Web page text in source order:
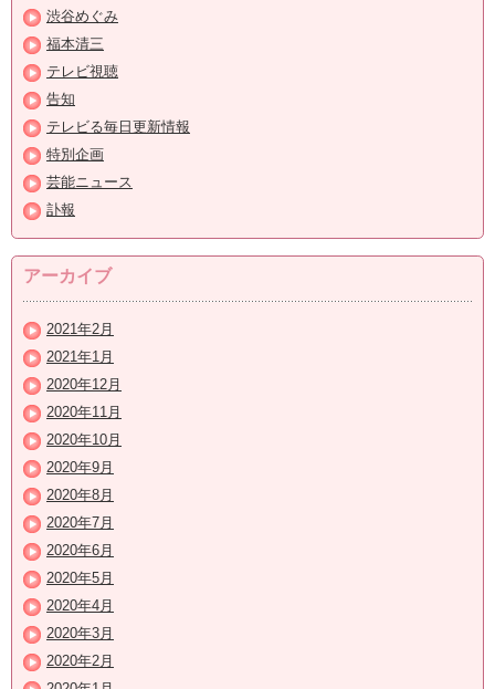
渋谷めぐみ
福本清三
テレビ視聴
告知
テレビる毎日更新情報
特別企画
芸能ニュース
訃報
アーカイブ
2021年2月
2021年1月
2020年12月
2020年11月
2020年10月
2020年9月
2020年8月
2020年7月
2020年6月
2020年5月
2020年4月
2020年3月
2020年2月